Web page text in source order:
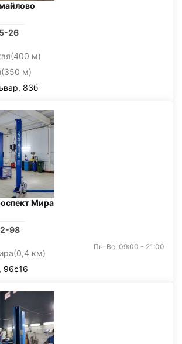
26
(400 м)
(350 м)
83б
Мира
98
(0,4 км)
Пн-Вс: 09:00 - 21:00
96с16